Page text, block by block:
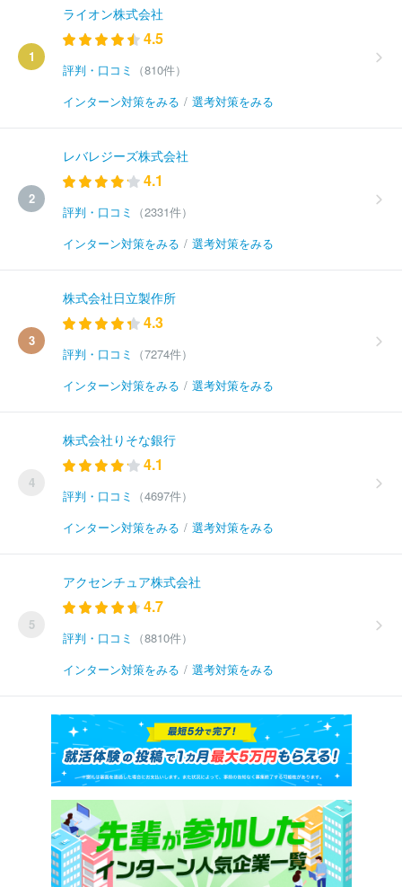
1
ライオン株式会社
4.5
評判・口コミ
（810件）
インターン対策をみる / 選考対策をみる
2
レバレジーズ株式会社
4.1
評判・口コミ
（2331件）
インターン対策をみる / 選考対策をみる
3
株式会社日立製作所
4.3
評判・口コミ
（7274件）
インターン対策をみる / 選考対策をみる
4
株式会社りそな銀行
4.1
評判・口コミ
（4697件）
インターン対策をみる / 選考対策をみる
5
アクセンチュア株式会社
4.7
評判・口コミ
（8810件）
インターン対策をみる / 選考対策をみる